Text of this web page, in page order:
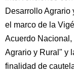
Desarrollo Agrario
el marco de la
Acuerdo
Agrario y Rural" y
finalidad de